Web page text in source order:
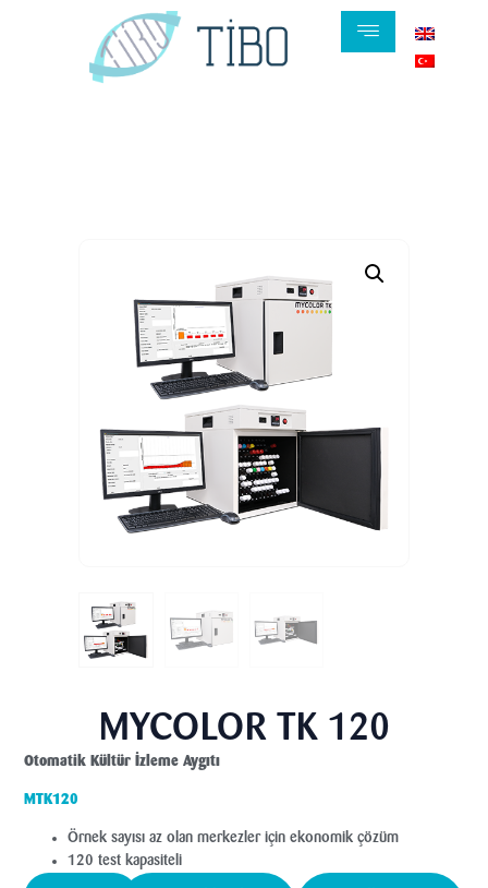
MYCOLOR TK 120
Otomatik Kültür İzleme Aygıtı
MTK120
Örnek sayısı az olan merkezler için ekonomik çözüm
120 test kapasiteli